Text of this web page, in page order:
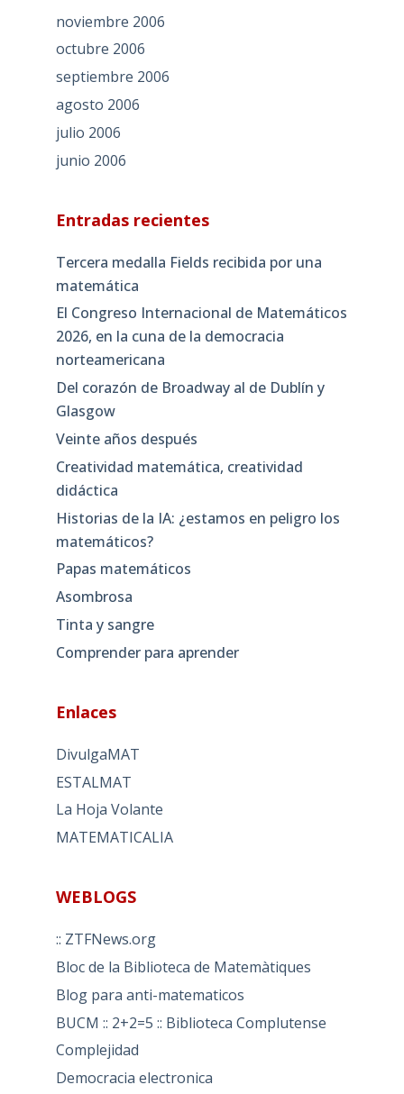
noviembre 2006
octubre 2006
septiembre 2006
agosto 2006
julio 2006
junio 2006
Entradas recientes
Tercera medalla Fields recibida por una
matemática
El Congreso Internacional de Matemáticos
2026, en la cuna de la democracia
norteamericana
Del corazón de Broadway al de Dublín y
Glasgow
Veinte años después
Creatividad matemática, creatividad
didáctica
Historias de la IA: ¿estamos en peligro los
matemáticos?
Papas matemáticos
Asombrosa
Tinta y sangre
Comprender para aprender
Enlaces
DivulgaMAT
ESTALMAT
La Hoja Volante
MATEMATICALIA
WEBLOGS
:: ZTFNews.org
Bloc de la Biblioteca de Matemàtiques
Blog para anti-matematicos
BUCM :: 2+2=5 :: Biblioteca Complutense
Complejidad
Democracia electronica